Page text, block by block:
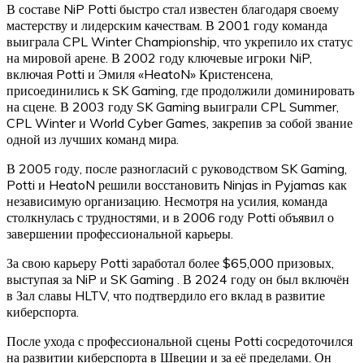
В составе NiP Potti быстро стал известен благодаря своему
мастерству и лидерским качествам. В 2001 году команда
выиграла CPL Winter Championship, что укрепило их статус
на мировой арене. В 2002 году ключевые игроки NiP,
включая Potti и Эмиля «HeatoN» Кристенсена,
присоединились к SK Gaming, где продолжили доминировать
на сцене. В 2003 году SK Gaming выиграли CPL Summer,
CPL Winter и World Cyber Games, закрепив за собой звание
одной из лучших команд мира.
В 2005 году, после разногласий с руководством SK Gaming,
Potti и HeatoN решили восстановить Ninjas in Pyjamas как
независимую организацию. Несмотря на усилия, команда
столкнулась с трудностями, и в 2006 году Potti объявил о
завершении профессиональной карьеры.
За свою карьеру Potti заработал более $65,000 призовых,
выступая за NiP и SK Gaming . В 2024 году он был включён
в Зал славы HLTV, что подтвердило его вклад в развитие
киберспорта.
После ухода с профессиональной сцены Potti сосредоточился
на развитии киберспорта в Швеции и за её пределами. Он